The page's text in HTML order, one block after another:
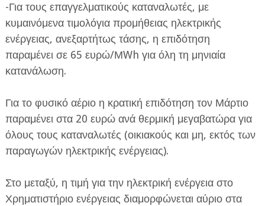
-Για τους επαγγελματικούς καταναλωτές, με
κυμαινόμενα τιμολόγια προμήθειας ηλεκτρικής
ενέργειας, ανεξαρτήτως τάσης, η επιδότηση
παραμένει σε 65 ευρώ/ΜWh για όλη τη μηνιαία
κατανάλωση.
Για το φυσικό αέριο η κρατική επιδότηση τον Μάρτιο
παραμένει στα 20 ευρώ ανά θερμική μεγαβατώρα για
όλους τους καταναλωτές (οικιακούς και μη, εκτός των
παραγωγών ηλεκτρικής ενέργειας).
Στο μεταξύ, η τιμή για την ηλεκτρική ενέργεια στο
Χρηματιστήριο ενέργειας διαμορφώνεται αύριο στα